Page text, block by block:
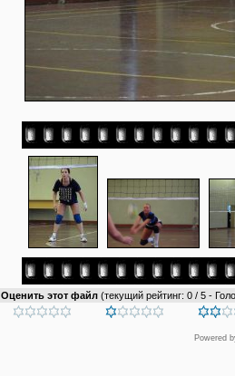
Оценить этот файл (текущий рейтинг: 0 / 5 -
Powered